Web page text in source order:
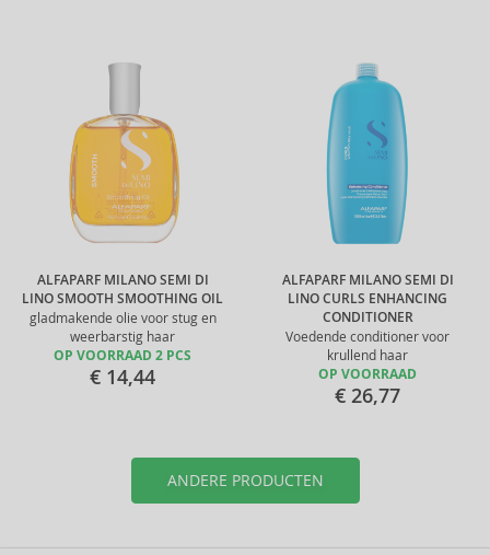
ALFAPARF MILANO SEMI DI
LINO SMOOTH SMOOTHING OIL
gladmakende olie voor stug en
weerbarstig haar
OP VOORRAAD 2 PCS
€ 14,44
ALFAPARF MILANO SEMI DI
LINO CURLS ENHANCING
CONDITIONER
Voedende conditioner voor
krullend haar
OP VOORRAAD
€ 26,77
ANDERE PRODUCTEN